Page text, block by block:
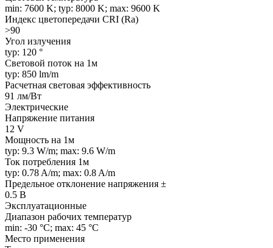
min: 7600 K; typ: 8000 K; max: 9600 K
Индекс цветопередачи CRI (Ra)
>90
Угол излучения
typ: 120 °
Световой поток на 1м
typ: 850 lm/m
Расчетная световая эффективность
91 лм/Вт
Электрические
Напряжение питания
12 V
Мощность на 1м
typ: 9.3 W/m; max: 9.6 W/m
Ток потребления 1м
typ: 0.78 A/m; max: 0.8 A/m
Предельное отклонение напряжения ±
0.5 В
Эксплуатационные
Диапазон рабочих температур
min: -30 °C; max: 45 °C
Место применения